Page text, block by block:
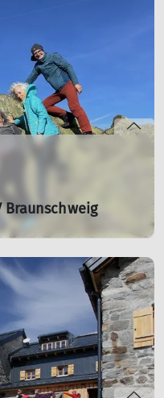
Braunschweig
Vorstandsteams mit
Harz.